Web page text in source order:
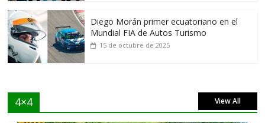
Diego Morán primer ecuatoriano en el
Mundial FIA de Autos Turismo
15 de octubre de 2025
4×4 View All